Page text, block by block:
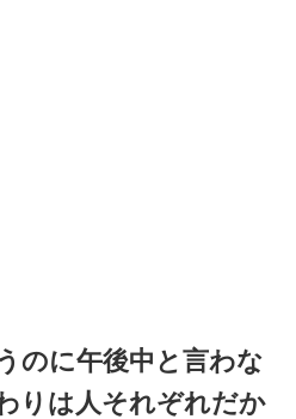
のに午後中と言わな
りは人それぞれだか